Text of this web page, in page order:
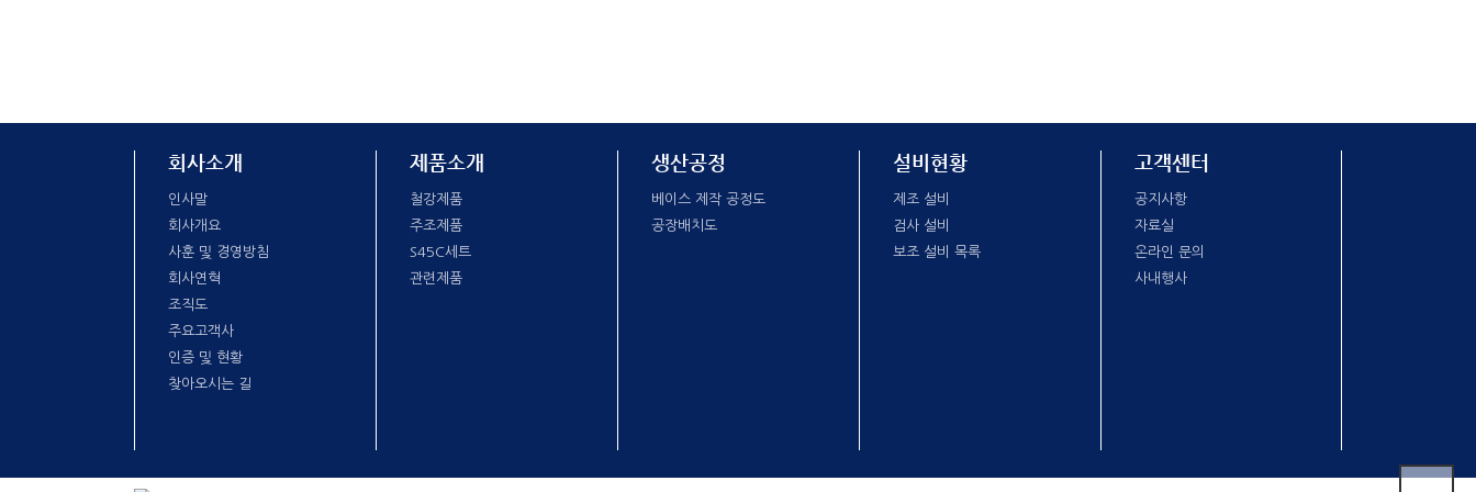
회사소개
인사말
회사개요
사훈 및 경영방침
회사연혁
조직도
주요고객사
인증 및 현황
찾아오시는 길
제품소개
철강제품
주조제품
S45C세트
관련제품
생산공정
베이스 제작 공정도
공장배치도
설비현황
제조 설비
검사 설비
보조 설비 목록
고객센터
공지사항
자료실
온라인 문의
사내행사